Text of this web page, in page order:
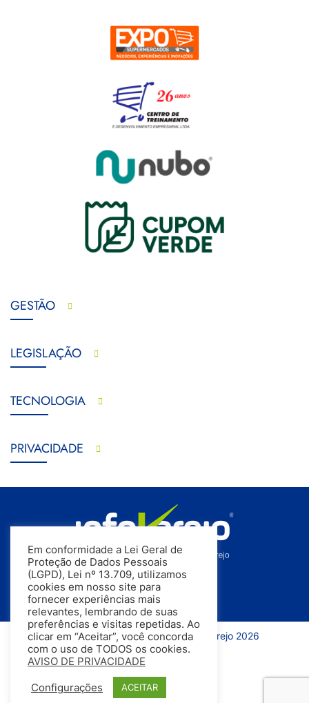
GESTÃO
LEGISLAÇÃO
TECNOLOGIA
PRIVACIDADE
Todos os direitos reservados | InfoVarejo 2026
Em conformidade a Lei Geral de
Proteção de Dados Pessoais
(LGPD), Lei nº 13.709, utilizamos
cookies em nosso site para
fornecer experiências mais
relevantes, lembrando de suas
preferências e visitas repetidas. Ao
clicar em “Aceitar”, você concorda
com o uso de TODOS os cookies.
AVISO DE PRIVACIDADE
Configurações ACEITAR